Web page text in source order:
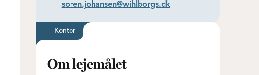
soren.johansen@wihlborgs.dk
Kontor
Om lejemålet